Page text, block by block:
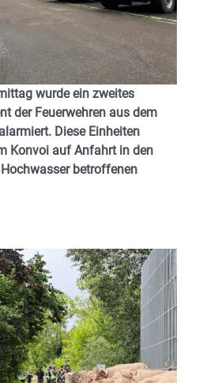
wurde ein zweites
der Feuerwehren aus dem
Diese Einheiten
Konvoi auf Anfahrt in den
betroffenen